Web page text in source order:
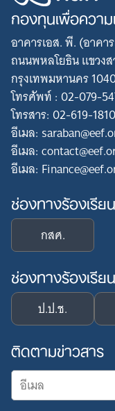
กองทุนเพื่อควา
อาคารเอส. พี. (อาคา
ถนนพหลโยธิน แขวง
กรุงเทพมหานคร
โทรศัพท์ : 02-079-
โทรสาร: 02-619-
อีเมล:
อีเมล:
อีเมล:
ช่องทางร้องเรี
กสศ.
ช่องทางร้องเรี
ป.ป.ช.
ติดตามข่าวสาร